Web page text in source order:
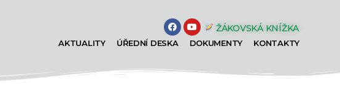
ŽÁKOVSKÁ KNÍŽKA
AKTUALITY ÚŘEDNÍ DESKA DOKUMENTY KONTAKTY